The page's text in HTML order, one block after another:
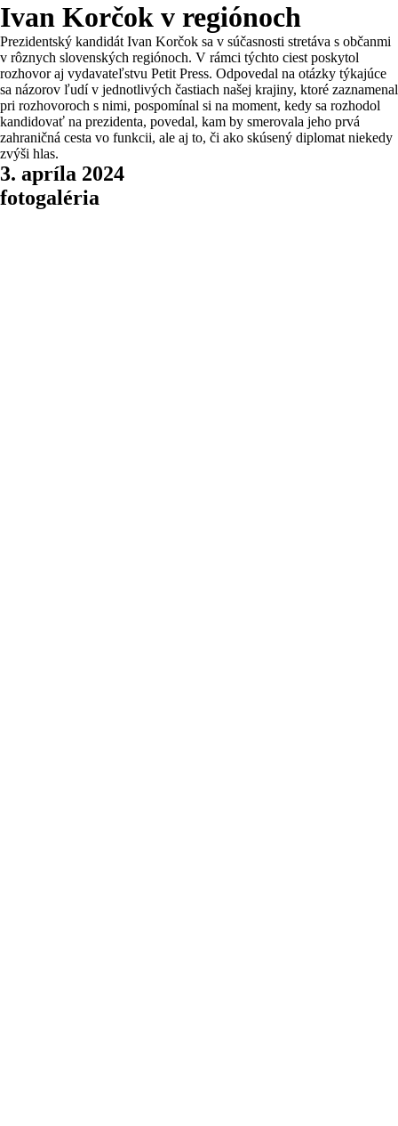
Ivan Korčok v regiónoch
Prezidentský kandidát Ivan Korčok sa v súčasnosti stretáva s občanmi
v rôznych slovenských regiónoch. V rámci týchto ciest poskytol
rozhovor aj vydavateľstvu Petit Press. Odpovedal na otázky týkajúce
sa názorov ľudí v jednotlivých častiach našej krajiny, ktoré zaznamenal
pri rozhovoroch s nimi, pospomínal si na moment, kedy sa rozhodol
kandidovať na prezidenta, povedal, kam by smerovala jeho prvá
zahraničná cesta vo funkcii, ale aj to, či ako skúsený diplomat niekedy
zvýši hlas.
3. apríla 2024
fotogaléria